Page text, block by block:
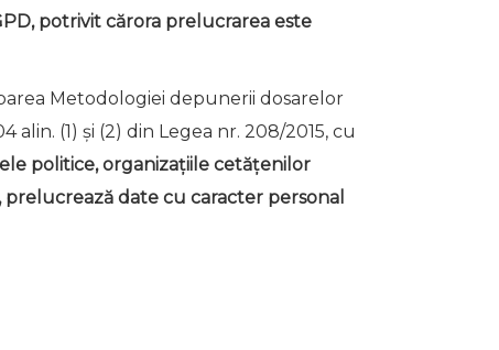
potrivit cărora prelucrarea este
Metodologiei depunerii dosarelor
(1) și (2) din Legea nr. 208/2015, cu
politice, organizațiile cetățenilor
date cu caracter personal